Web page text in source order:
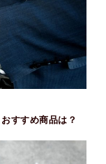
すすめ商品は？